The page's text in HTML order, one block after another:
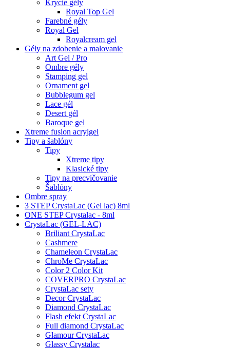
Krycie gély
Royal Top Gel
Farebné gély
Royal Gel
Royalcream gel
Gély na zdobenie a malovanie
Art Gel / Pro
Ombre gély
Stamping gel
Ornament gel
Bubblegum gel
Lace gél
Desert gél
Baroque gel
Xtreme fusion acrylgel
Tipy a šablóny
Tipy
Xtreme tipy
Klasické tipy
Tipy na precvičovanie
Šablóny
Ombre spray
3 STEP CrystaLac (Gel lac) 8ml
ONE STEP Crystalac - 8ml
CrystaLac (GEL-LAC)
Briliant CrystaLac
Cashmere
Chameleon CrystaLac
ChroMe CrystaLac
Color 2 Color Kit
COVERPRO CrystaLac
CrystaLac sety
Decor CrystaLac
Diamond CrystaLac
Flash efekt CrystaLac
Full diamond CrystaLac
Glamour CrystaLac
Glassy Crystalac